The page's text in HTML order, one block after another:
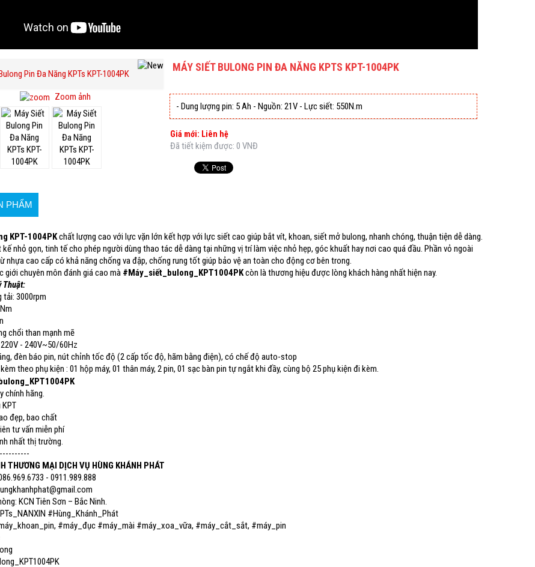
Zoom ảnh
MÁY SIẾT BULONG PIN ĐA NĂNG KPTS KPT-1004PK
- Dung lượng pin: 5 Ah - Nguồn: 21V - Lực siết: 550N.m
Giá mới: Liên hệ
Đã tiết kiệm được: 0 VNĐ
PHẨM
KPT-1004PKchất lượng cao với lực vặn lớn kết hợp với lực siết cao giúp bắt vít, khoan, siết mở bulong, nhanh chóng, thuận tiện dễ dàng.
nhỏ gọn, tinh tế cho phép người dùng thao tác dễ dàng tại những vị trí làm việc nhỏ hẹp, góc khuất hay nơi cao quá đầu. Phần vỏ ngoài
nhựa cao cấp có khả năng chống va đập, chống rung tốt giúp bảo vệ an toàn cho động cơ bên trong.
giới chuyên môn đánh giá cao mà #Máy_siết_bulong_KPT1004PKcòn là thương hiệu được lòng khách hàng nhất hiện nay.
Thuật:
tải: 3000rpm
chổi than mạnh mẽ
- 240V~50/60Hz
đèn báo pin, nút chỉnh tốc độ (2 cấp tốc độ, hãm bằng điện), có chế độ auto-stop
theo phụ kiện : 01 hộp máy, 01 thân máy, 2 pin, 01 sạc bàn pin tự ngắt khi đầy, cùng bộ 25 phụ kiện đi kèm.
chính hãng.
đẹp, bao chất
tư vấn miễn phí
nhất thị trường.
THƯƠNG MẠI DỊCH VỤ HÙNG KHÁNH PHÁT
- 0911.989.888
KCN Tiên Sơn – Bắc Ninh.
#Hùng_Khánh_Phát
#máy_đục #máy_mài #máy_xoa_vữa, #máy_cắt_sắt, #máy_pin